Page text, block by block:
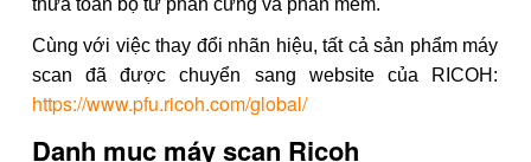
thừa toàn bộ từ phần cứng và phần mềm.
Cùng với việc thay đổi nhãn hiệu, tất cả sản phẩm máy
scan đã được chuyển sang website của RICOH:
https://www.pfu.ricoh.com/global/
Danh mục máy scan Ricoh